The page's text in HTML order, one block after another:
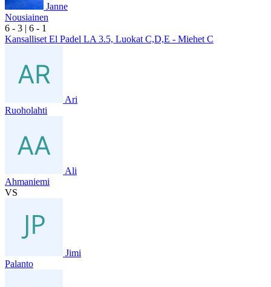
Janne
Nousiainen
6 - 3 | 6 - 1
Kansalliset El Padel LA 3.5, Luokat C,D,E - Miehet C
Ari
Ruoholahti
Ali
Ahmaniemi
VS
Jimi
Palanto